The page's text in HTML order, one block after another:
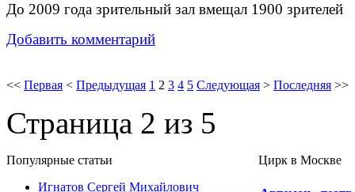
До 2009 года зрительный зал вмещал 1900 зрителей
Добавить комментарий
<< Первая < Предыдущая 1 2 3 4 5 Следующая > Последняя >>
Страница 2 из 5
Популярные cтатьи
Игнатов Сергей Михайлович
Цирк в Москве